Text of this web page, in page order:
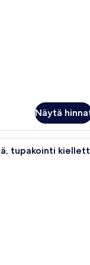
Näytä
jossa on sänky,
tupakointi